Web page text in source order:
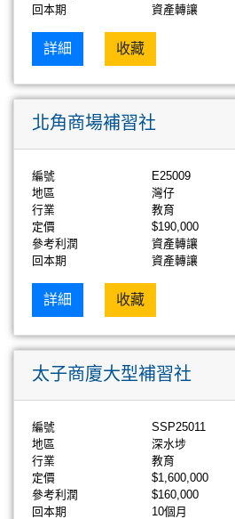
回本期
資產轉讓
詳細 收藏
北角商場補習社
編號
E25009
地區
灣仔
行業
教育
定價
$190,000
參考利潤
資產轉讓
回本期
資產轉讓
詳細 收藏
太子商廈大型補習社
編號
SSP25011
地區
深水埗
行業
教育
定價
$1,600,000
參考利潤
$160,000
回本期
10個月